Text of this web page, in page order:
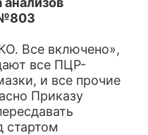
Все включено»,
все ПЦР-
и все прочие
Приказу
стартом